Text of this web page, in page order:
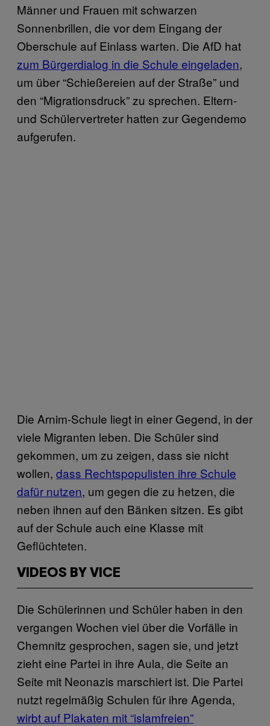
Männer und Frauen mit schwarzen
Sonnenbrillen, die vor dem Eingang der
Oberschule auf Einlass warten. Die AfD hat
zum Bürgerdialog in die Schule eingeladen,
um über “Schießereien auf der Straße” und
den “Migrationsdruck” zu sprechen. Eltern-
und Schülervertreter hatten zur Gegendemo
aufgerufen.
Die Arnim-Schule liegt in einer Gegend, in der
viele Migranten leben. Die Schüler sind
gekommen, um zu zeigen, dass sie nicht
wollen, dass Rechtspopulisten ihre Schule
dafür nutzen, um gegen die zu hetzen, die
neben ihnen auf den Bänken sitzen. Es gibt
auf der Schule auch eine Klasse mit
Geflüchteten.
VIDEOS BY VICE
Die Schülerinnen und Schüler haben in den
vergangen Wochen viel über die Vorfälle in
Chemnitz gesprochen, sagen sie, und jetzt
zieht eine Partei in ihre Aula, die Seite an
Seite mit Neonazis marschiert ist. Die Partei
nutzt regelmäßig Schulen für ihre Agenda,
wirbt auf Plakaten mit “islamfreien”